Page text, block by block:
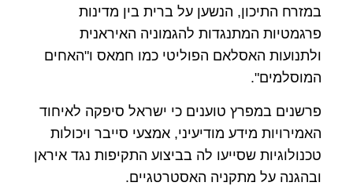
במזרח התיכון, הנשען על ברית בין מדינות
פרגמטיות המתנגדות להגמוניה האיראנית
ולתנועות האסלאם הפוליטי כמו חמאס ו"האחים
המוסלמים".
פרשנים במפרץ טוענים כי ישראל סיפקה לאיחוד
האמירויות מידע מודיעיני, אמצעי סייבר ויכולות
טכנולוגיות שסייעו לה בביצוע התקיפות נגד איראן
ובהגנה על מתקניה האסטרטגיים.